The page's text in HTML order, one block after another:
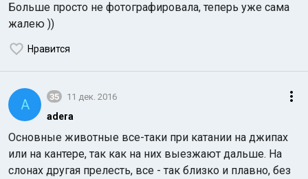
Больше просто не фотографировала, теперь уже сама
жалею ))
Нравится
A 35 11 дек. 2016
adera
Основные животные все-таки при катании на джипах
или на кантере, так как на них выезжают дальше. На
слонах другая прелесть, все - так близко и плавно, без